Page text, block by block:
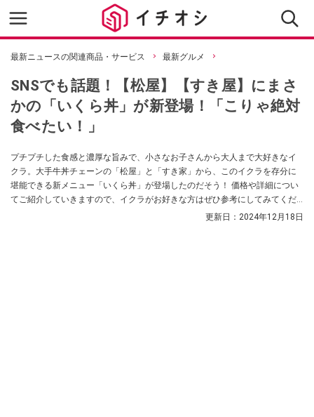
最新ニュースの関連商品・サービス 最新グルメ
SNSでも話題！【松屋】【すき屋】にまさ
かの「いくら丼」が新登場！「こりゃ絶対
食べたい！」
プチプチした食感と濃厚な旨みで、小さなお子さんから大人まで大好きなイ
クラ。大手牛丼チェーンの「松屋」と「すき家」から、このイクラを存分に
堪能できる新メニュー「いくら丼」が登場したのだそう！ 価格や詳細につい
てご紹介していきますので、イクラがお好きな方はぜひ参考にしてみてくだ
更新日： 2024年12月18日